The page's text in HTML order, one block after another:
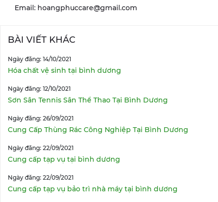
Email: hoangphuccare@gmail.com
BÀI VIẾT KHÁC
Ngày đăng: 14/10/2021
Hóa chất vệ sinh tại bình dương
Ngày đăng: 12/10/2021
Sơn Sân Tennis Sân Thể Thao Tại Bình Dương
Ngày đăng: 26/09/2021
Cung Cấp Thùng Rác Công Nghiệp Tại Bình Dương
Ngày đăng: 22/09/2021
Cung cấp tạp vụ tại bình dương
Ngày đăng: 22/09/2021
Cung cấp tạp vụ bảo trì nhà máy tại bình dương